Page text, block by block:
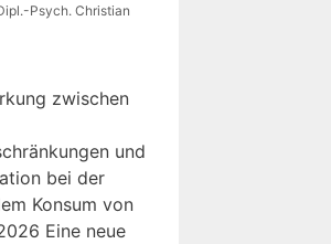
Psych. Christian
zwischen
und
bei der
Konsum von
Eine neue